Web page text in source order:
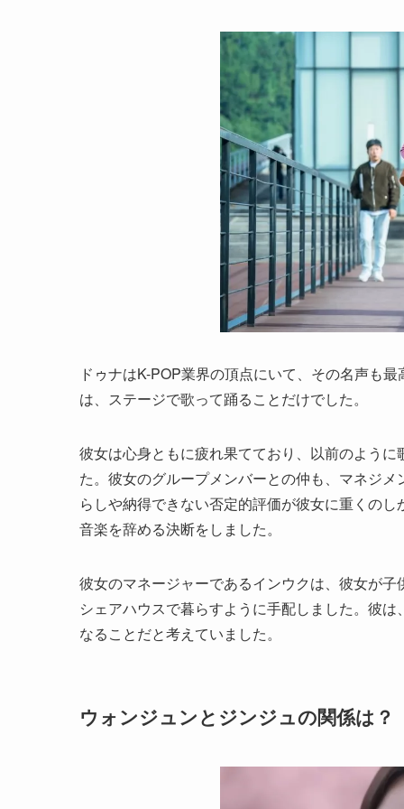
ドゥナはK-POP業界の頂点にいて、その名声も
は、ステージで歌って踊ることだけでした。
彼女は心身ともに疲れ果てており、以前のよう
た。彼女のグループメンバーとの仲も、マネジ
らしや納得できない否定的評価が彼女に重くの
音楽を辞める決断をしました。
彼女のマネージャーであるインウクは、彼女が
シェアハウスで暮らすように手配しました。彼
なることだと考えていました。
ウォンジュンとジンジュの関係は？